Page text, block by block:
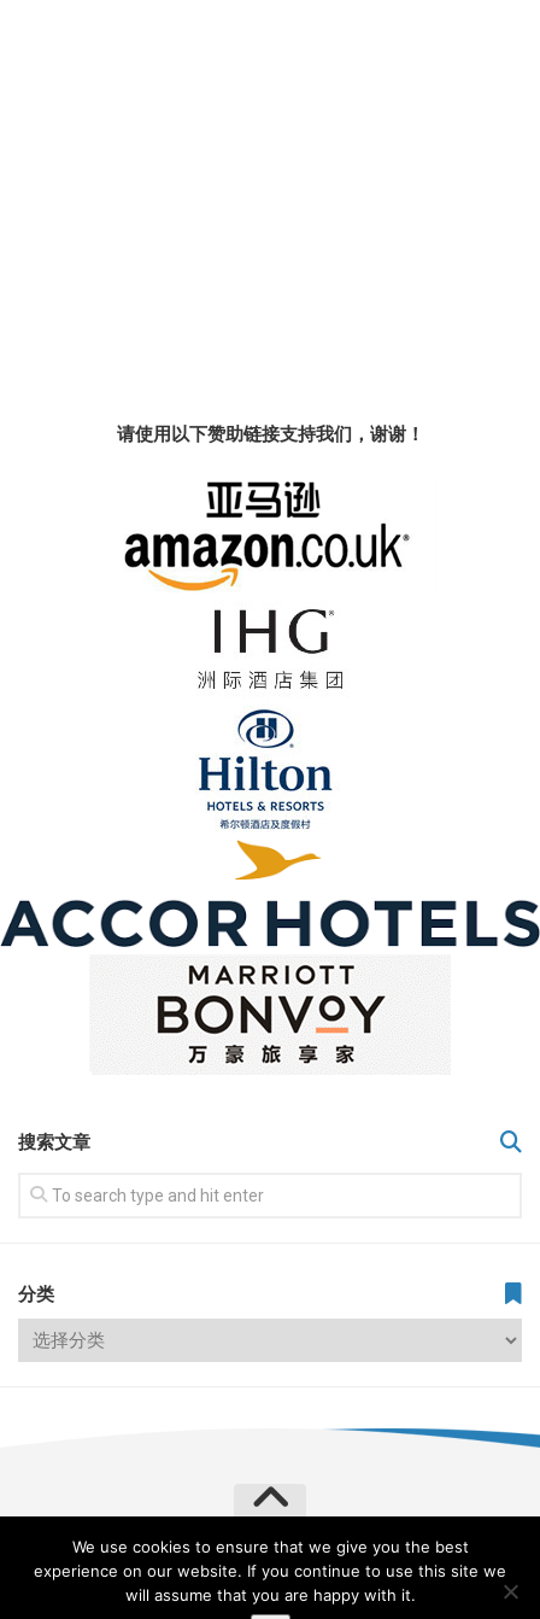
请使用以下赞助链接支持我们，谢谢！
搜索文章
分类
飞常旅客 VERYLVKE © 2026. All Rights Reserved.
Powered byWordPress. Theme byAlx
We use cookies to ensure that we give you the best
experience on our website. If you continue to use this site we
will assume that you are happy with it.